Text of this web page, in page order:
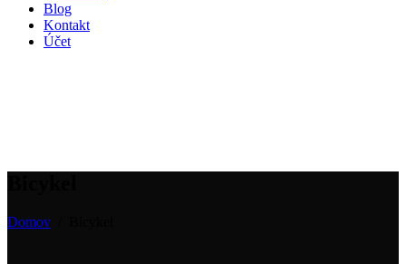
Blog
Kontakt
Účet
Domov